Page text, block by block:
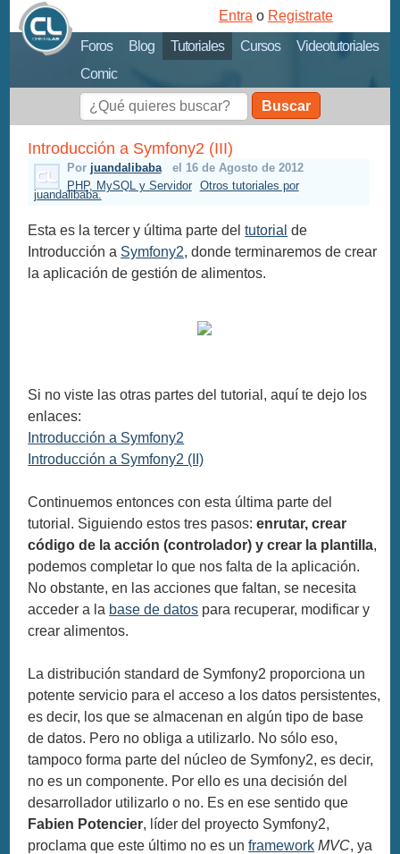
Foros Blog Tutoriales Cursos
Videotutoriales
Comic
Entra o Registrate
Buscar
Introducción a Symfony2 (III)
Por juandalibaba
el 16 de Agosto de 2012
PHP, MySQL y Servidor
Otros tutoriales por
juandalibaba.
Esta es la tercer y última parte deltutorial de
Introducción a Symfony2, donde terminaremos de crear
la aplicación de gestión de alimentos.
Si no viste las otras partes del tutorial, aquí te dejo los
enlaces:
Introducción a Symfony2
Introducción a Symfony2 (II)
Continuemos entonces con esta última parte del
tutorial. Siguiendo estos tres pasos:enrutar, crear
código de la acción (controlador) y crear la plantilla,
podemos completar lo que nos falta de la aplicación.
No obstante, en las acciones que faltan, se necesita
acceder a la base de datos para recuperar, modificar y
crear alimentos.
La distribución standard de Symfony2 proporciona un
potente servicio para el acceso a los datos persistentes,
es decir, los que se almacenan en algún tipo de base
de datos. Pero no obliga a utilizarlo. No sólo eso,
tampoco forma parte del núcleo de Symfony2, es decir,
no es un componente. Por ello es una decisión del
desarrollador utilizarlo o no. Es en ese sentido que
Fabien Potencier, líder del proyecto Symfony2,
proclama que este último no es unframework MVC, ya